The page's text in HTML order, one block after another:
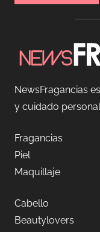
NewsFragancias
y cuidado
Fragancias
Piel
Maquillaje
Cabello
Beautylovers